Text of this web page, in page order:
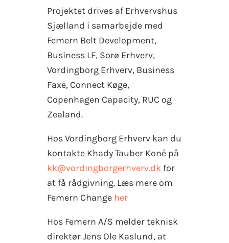
Projektet drives af Erhvervshus
Sjælland i samarbejde med
Femern Belt Development,
Business LF, Sorø Erhverv,
Vordingborg Erhverv, Business
Faxe, Connect Køge,
Copenhagen Capacity, RUC og
Zealand.
Hos Vordingborg Erhverv kan du
kontakte Khady Tauber Koné på
kk@vordingborgerhverv.dk for
at få rådgivning. Læs mere om
Femern Change her
Hos Femern A/S melder teknisk
direktør Jens Ole Kaslund, at